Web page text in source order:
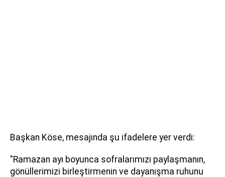
Başkan Köse, mesajında şu ifadelere yer verdi:
"Ramazan ayı boyunca sofralarımızı paylaşmanın,
gönüllerimizi birleştirmenin ve dayanışma ruhunu